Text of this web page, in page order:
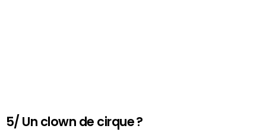
5/ Un clown de cirque ?